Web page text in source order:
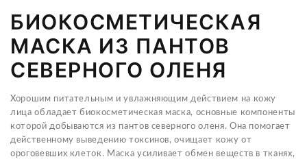
БИОКОСМЕТИЧЕСКАЯ
МАСКА ИЗ ПАНТОВ
СЕВЕРНОГО ОЛЕНЯ
Хорошим питательным и увлажняющим действием на кожу
лица обладает биокосметическая маска, основные компоненты
которой добываются из пантов северного оленя. Она помогает
действенному выведению токсинов, очищает кожу от
ороговевших клеток. Маска усиливает обмен веществ в тканях,